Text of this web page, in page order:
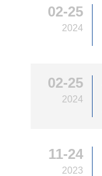
02-25
2024
02-25
2024
11-24
2023